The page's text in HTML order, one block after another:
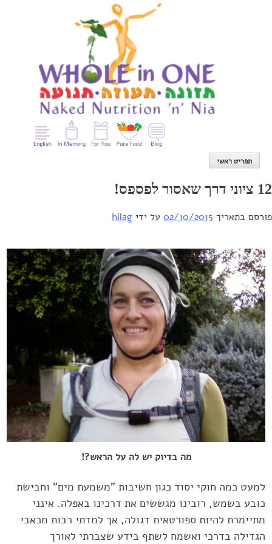
תפריט ראשי
פורסם בתאריך 02/10/2015 על ידי hilag
מה בדיוק יש לה על הראש?!
למעט כמה חוקי יסוד כגון חשיבות "משמעת מים" וחבישת
כובע בשמש, ‏רובינו מגששים את דרכינו באפלה. אינני
מתיימרת להיות ספורטאית דגולה, ‏אך למדתי רבות מכאבי
הגדילה בדרכי ואשמח לשתף בידע שצברתי לאורך